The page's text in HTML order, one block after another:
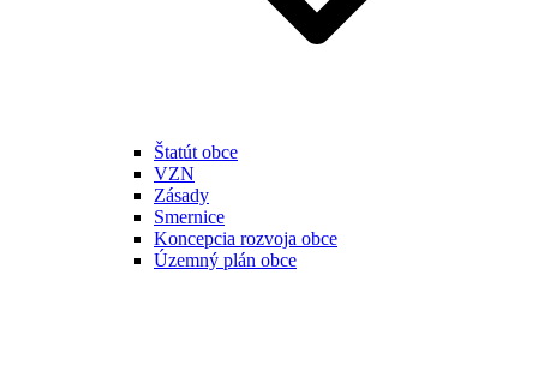
Štatút obce
VZN
Zásady
Smernice
Koncepcia rozvoja obce
Územný plán obce